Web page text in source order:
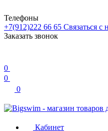
Телефоны
+7(912)222 66 65 Связаться с
Заказать звонок
0
0
0
Кабинет